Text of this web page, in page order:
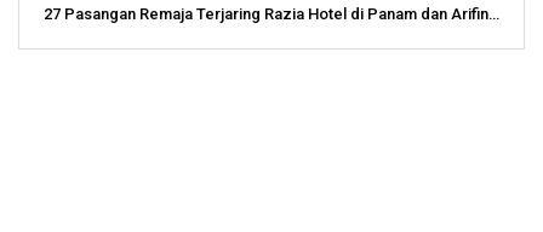
27 Pasangan Remaja Terjaring Razia Hotel di Panam dan Arifin…